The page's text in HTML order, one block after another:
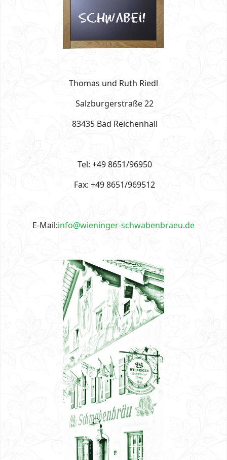
Thomas und Ruth Riedl
Salzburgerstraße 22
83435 Bad Reichenhall
Tel: +49 8651/96950
Fax: +49 8651/969512
E-Mail:info@wieninger-schwabenbraeu.de